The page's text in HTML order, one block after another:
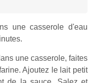
une casserole d'eau
une casserole, faites
Ajoutez le lait petit